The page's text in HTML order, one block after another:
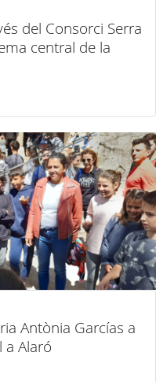
del Consorci Serra
central de la
Antònia Garcías a
a Alaró